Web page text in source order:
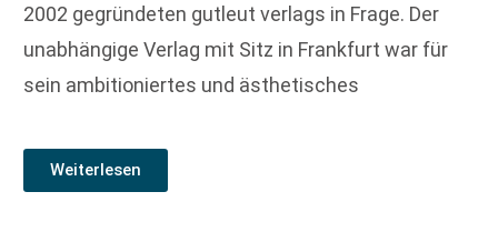
2002 gegründeten gutleut verlags in Frage. Der
unabhängige Verlag mit Sitz in Frankfurt war für
sein ambitioniertes und ästhetisches
Weiterlesen